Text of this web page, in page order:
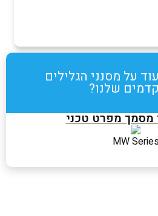
על מסנני הגלילים
שלנו?
מסמך מפרט טכני
MW